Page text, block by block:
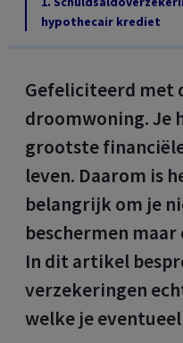
hypothecair krediet
Gefeliciteerd met
droomwoning. Je
grootste
leven. Daarom is
belangrijk om je
beschermen
In dit artikel
verzekeringen
welke je